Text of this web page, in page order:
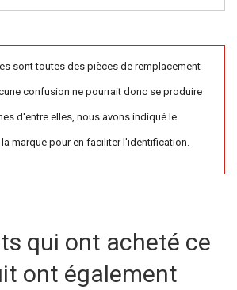
sont toutes des pièces de remplacement
confusion ne pourrait donc se produire
d'entre elles, nous avons indiqué le
marque pour en faciliter l'identification.
qui ont acheté ce
ont également